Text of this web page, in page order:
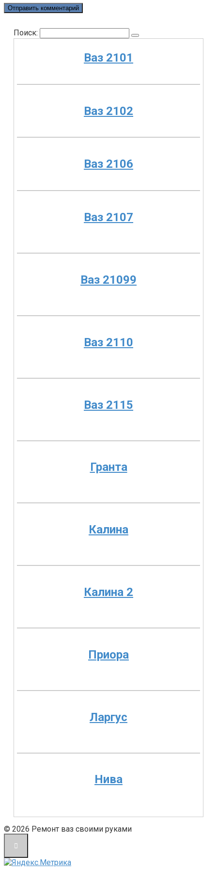
Поиск:
Ваз 2101
Ваз 2102
Ваз 2106
Ваз 2107
Ваз 21099
Ваз 2110
Ваз 2115
Гранта
Калина
Калина 2
Приора
Ларгус
Нива
© 2026 Ремонт ваз своими руками